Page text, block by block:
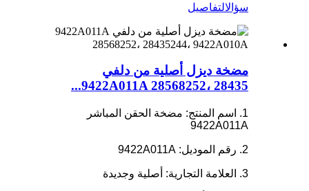
سؤالالتفاصيل
مضخة ديزل أصلية من دلفي
9422A011A 28568252، 28435...
1. اسم المنتج: مضخة الحقن المباشر
9422A011A
2. رقم الموديل: 9422A011A
3. العلامة التجارية: أصلية وجديدة